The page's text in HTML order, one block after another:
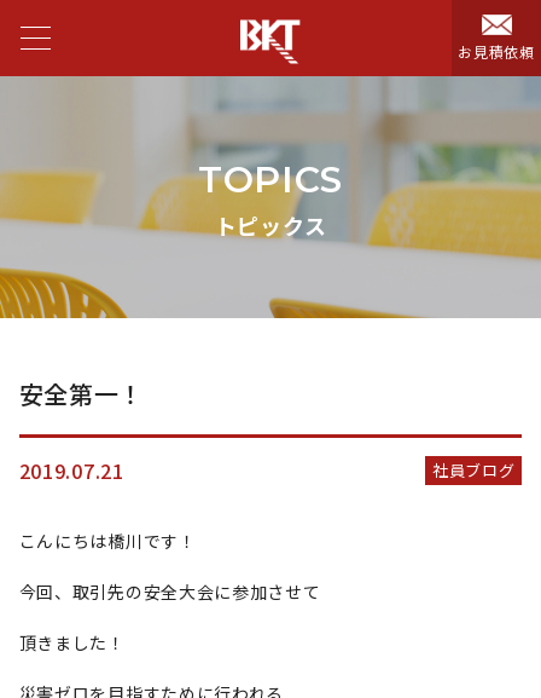
お見積依頼
TOPICS
トピックス
安全第一！
2019.07.21 社員ブログ
こんにちは橋川です！
今回、取引先の安全大会に参加させて
頂きました！
災害ゼロを目指すために行われる